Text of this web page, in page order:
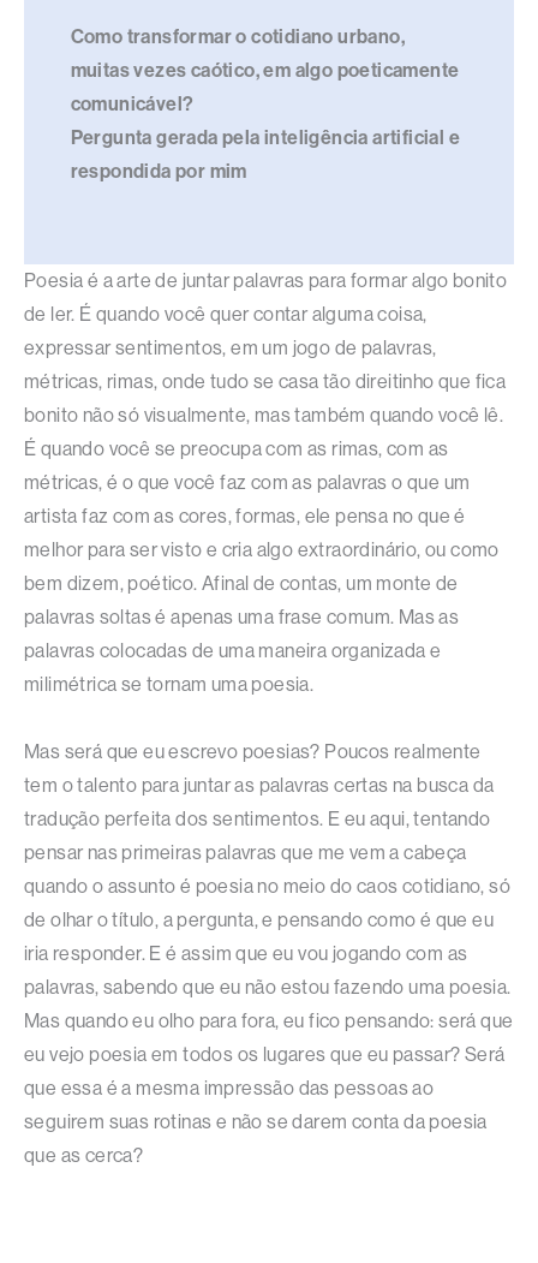
Como transformar o cotidiano urbano,
muitas vezes caótico, em algo poeticamente
comunicável?
Pergunta gerada pela inteligência artificial e
respondida por mim
Poesia é a arte de juntar palavras para formar algo bonito
de ler. É quando você quer contar alguma coisa,
expressar sentimentos, em um jogo de palavras,
métricas, rimas, onde tudo se casa tão direitinho que fica
bonito não só visualmente, mas também quando você lê.
É quando você se preocupa com as rimas, com as
métricas, é o que você faz com as palavras o que um
artista faz com as cores, formas, ele pensa no que é
melhor para ser visto e cria algo extraordinário, ou como
bem dizem, poético. Afinal de contas, um monte de
palavras soltas é apenas uma frase comum. Mas as
palavras colocadas de uma maneira organizada e
milimétrica se tornam uma poesia.
Mas será que eu escrevo poesias? Poucos realmente
tem o talento para juntar as palavras certas na busca da
tradução perfeita dos sentimentos. E eu aqui, tentando
pensar nas primeiras palavras que me vem a cabeça
quando o assunto é poesia no meio do caos cotidiano, só
de olhar o título, a pergunta, e pensando como é que eu
iria responder. E é assim que eu vou jogando com as
palavras, sabendo que eu não estou fazendo uma poesia.
Mas quando eu olho para fora, eu fico pensando: será que
eu vejo poesia em todos os lugares que eu passar? Será
que essa é a mesma impressão das pessoas ao
seguirem suas rotinas e não se darem conta da poesia
que as cerca?